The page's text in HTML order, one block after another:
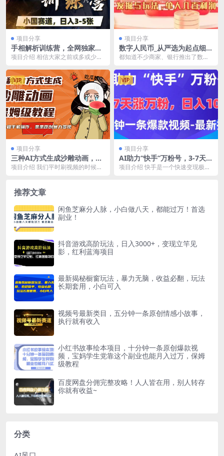
项目分享
手相解析训练营，全网独家项
目，小国赛道，轻松日入3-5
项目介绍 相信大家之前或多或少都
网创业者都知道“国...
项目分享
数字人民币_从严选为起点细讲
个人怎么领红包（单人利润几
都知道不少商家、银行推出了数字
VIP
项目分享
三种AI方式生成沙雕动画，保
姆级教程，全程手机操作，条
项目介绍 我们平时刷视频的时候，
VIP
项目分享
AI助力“快手”万粉号，3-7天涨
万粉，轻松变现，日入1000
项目介绍 快手是一个快速变现极其
推荐文章
闲鱼芝麻分人脉，小白做八天，都能过万！首选
副业！
抖音游戏高阶玩法，日入3000+，变现立竿见
影，红利蓝海项目
最新揭秘橱窗玩法，暴力无脑，收益必翻，玩法
长期套用，小白可入
视频号最新类目，五分钟一条原创情感小故事，
执行就有收入
小红书故事绘本项目，十分钟一条原创爆款视
频，宝妈学生党靠这个副业也能月入过万，保姆
级教程
百度网盘分佣完整攻略！人人皆在用，别人转存
你就有收益~
分类